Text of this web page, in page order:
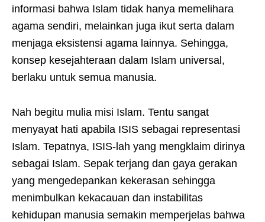
informasi bahwa Islam tidak hanya memelihara
agama sendiri, melainkan juga ikut serta dalam
menjaga eksistensi agama lainnya. Sehingga,
konsep kesejahteraan dalam Islam universal,
berlaku untuk semua manusia.
Nah begitu mulia misi Islam. Tentu sangat
menyayat hati apabila ISIS sebagai representasi
Islam. Tepatnya, ISIS-lah yang mengklaim dirinya
sebagai Islam. Sepak terjang dan gaya gerakan
yang mengedepankan kekerasan sehingga
menimbulkan kekacauan dan instabilitas
kehidupan manusia semakin memperjelas bahwa